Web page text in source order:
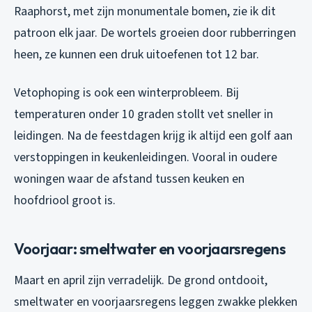
Raaphorst, met zijn monumentale bomen, zie ik dit
patroon elk jaar. De wortels groeien door rubberringen
heen, ze kunnen een druk uitoefenen tot 12 bar.
Vetophoping is ook een winterprobleem. Bij
temperaturen onder 10 graden stollt vet sneller in
leidingen. Na de feestdagen krijg ik altijd een golf aan
verstoppingen in keukenleidingen. Vooral in oudere
woningen waar de afstand tussen keuken en
hoofdriool groot is.
Voorjaar: smeltwater en voorjaarsregens
Maart en april zijn verradelijk. De grond ontdooit,
smeltwater en voorjaarsregens leggen zwakke plekken